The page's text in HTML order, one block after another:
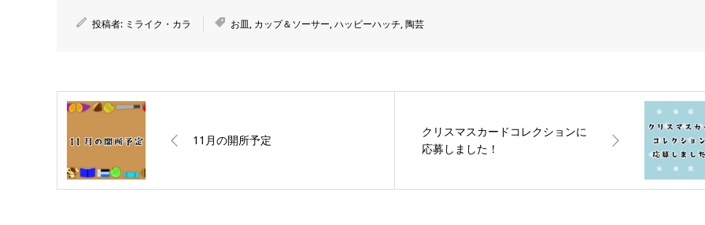
投稿者: ミライク・カラ お皿, カップ＆ソーサー,ハッピーハッチ,陶芸
11月の開所予定
クリスマスカードコレクションに
応募しました！